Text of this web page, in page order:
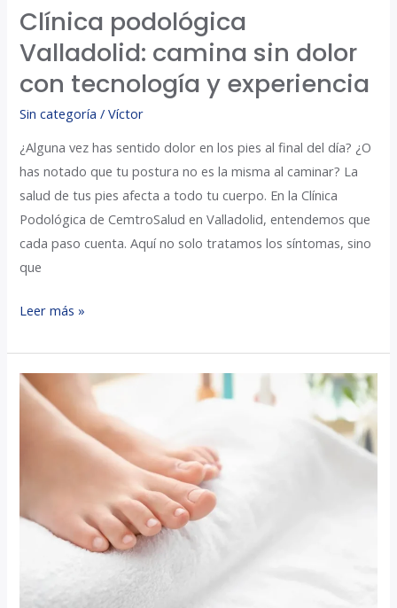
Clínica podológica
Valladolid: camina sin dolor
con tecnología y experiencia
Sin categoría /Víctor
¿Alguna vez has sentido dolor en los pies al final del día? ¿O
has notado que tu postura no es la misma al caminar? La
salud de tus pies afecta a todo tu cuerpo. En la Clínica
Podológica de CemtroSalud en Valladolid, entendemos que
cada paso cuenta. Aquí no solo tratamos los síntomas, sino
que
Leer más »
Cirugía
uña
encarnada
definitiva